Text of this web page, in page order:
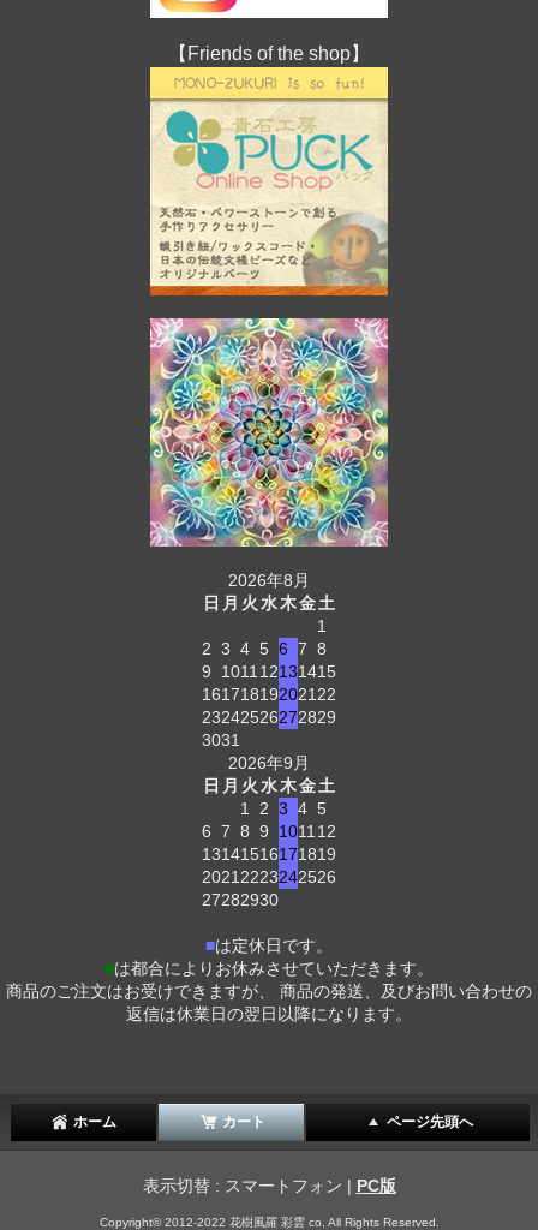
【Friends of the shop】
2026年8月
日 月 火水木金土
1
2 3 4 5 6 7 8
9
1011 12131415
161718192021 22
23242526272829
3031
2026年9月
日 月 火水木金土
1
2 3 4 5
6 7 8 9 1011 12
13141516171819
2021 2223242526
27282930
■は定休日です。
■は都合によりお休みさせていただきます。
商品のご注文はお受けできますが、 商品の発送、及びお問い合わせの
返信は休業日の翌日以降になります。
ホーム カート ページ先頭へ
表示切替 : スマートフォン | PC版
Copyright© 2012-2022 花樹風羅 彩雲 co, All Rights Reserved.